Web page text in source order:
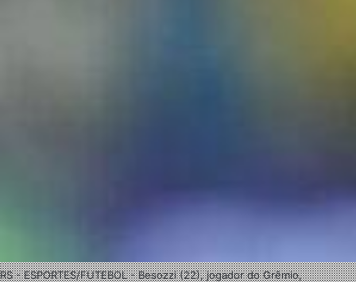
RS - ESPORTES/FUTEBOL - Besozzi (22), jogador do Grêmio,